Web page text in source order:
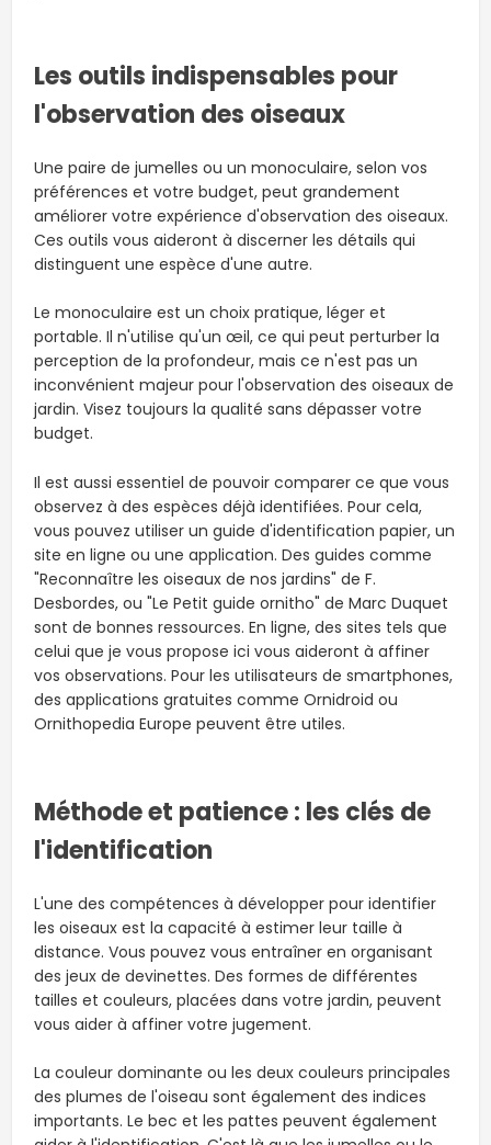
Les outils indispensables pour
l'observation des oiseaux
Une paire de jumelles ou un monoculaire, selon vos
préférences et votre budget, peut grandement
améliorer votre expérience d'observation des oiseaux.
Ces outils vous aideront à discerner les détails qui
distinguent une espèce d'une autre.
Le monoculaire est un choix pratique, léger et
portable. Il n'utilise qu'un œil, ce qui peut perturber la
perception de la profondeur, mais ce n'est pas un
inconvénient majeur pour l'observation des oiseaux de
jardin. Visez toujours la qualité sans dépasser votre
budget.
Il est aussi essentiel de pouvoir comparer ce que vous
observez à des espèces déjà identifiées. Pour cela,
vous pouvez utiliser un guide d'identification papier, un
site en ligne ou une application. Des guides comme
"Reconnaître les oiseaux de nos jardins" de F.
Desbordes, ou "Le Petit guide ornitho" de Marc Duquet
sont de bonnes ressources. En ligne, des sites tels que
celui que je vous propose ici vous aideront à affiner
vos observations. Pour les utilisateurs de smartphones,
des applications gratuites comme Ornidroid ou
Ornithopedia Europe peuvent être utiles.
Méthode et patience : les clés de
l'identification
L'une des compétences à développer pour identifier
les oiseaux est la capacité à estimer leur taille à
distance. Vous pouvez vous entraîner en organisant
des jeux de devinettes. Des formes de différentes
tailles et couleurs, placées dans votre jardin, peuvent
vous aider à affiner votre jugement.
La couleur dominante ou les deux couleurs principales
des plumes de l'oiseau sont également des indices
importants. Le bec et les pattes peuvent également